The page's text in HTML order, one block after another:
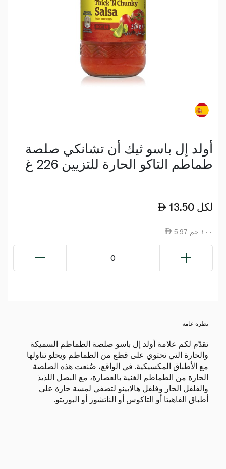
أولد إل باسو ثيك أن تشانكي صلصة
طماطم التاكو الحارة للتزيين 226 غ
13.50 لكل
5.97 ١٠٠ جم
0
نظرة عامة
تقدّم لكم علامة أولد إل باسو صلصة الطماطم السميكة
والحارة التي تحتوي على قطع من الطماطم ويحلو تناولها
مع الأطباق المكسيكية. في الواقع، صُنعت هذه الصلصة
الحارة من الطماطم الغنية بالعصارة، مع البصل اللذيذ
والفلفل الحار وفلفل هالابينو لتضفي لمسة حارة على
أطباق الفاهيتا أو التاكوس أو الناتشوز أو البوريتو.